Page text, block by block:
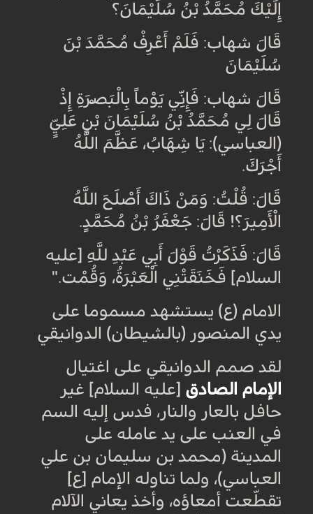
إِلَيْكَ‏ مُحَمَّدُ بْنُ سُلَيْمَانَ؟
قَالَ شهاب: فَلَمْ أَعْرِفْ مُحَمَّدَ بْنَ
سُلَيْمَانَ
قَالَ شهاب: فَإِنِّي يَوْماً بِالْبَصْرَةِ إِذْ
قَالَ لِي مُحَمَّدُ بْنُ سُلَيْمَانَ بْنِ عَلِيٍّ
(العباسي): يَا شِهَابُ، عَظَّمَ اللَّهُ
أَجْرَكَ.
قَالَ: قُلْتُ: وَمَنْ ذَاكَ أَصْلَحَ اللَّهُ
الْأَمِيرَ؟! قَالَ: جَعْفَرُ بْنُ مُحَمَّدٍ.
قَالَ: فَذَكَرْتُ قَوْلَ أَبِي عَبْدِ للَّهِ [عليه
السلام] فَخَنَقَتْنِي الْعَبْرَةُ، وَقُمْت‏".
الامام (ع) يستشهد مسموما على
يدي المنصور (بالشيطان) الدوانيقي
لقد صمم الدوانيقي على اغتيال
الإمام الصادق [عليه السلام] غير
حافل بالعار والنار، فدس إليه السم
في العنب على يد عامله على
المدينة (محمد بن سليمان بن علي
العباسي)، ولما تناوله الإمام [ع]
تقطّعت أمعاؤه، وأخذ يعاني الآلام